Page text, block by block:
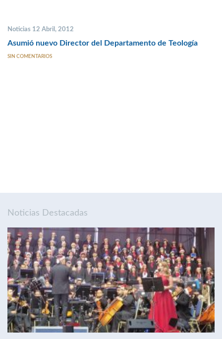
Noticias 12 Abril, 2012
Asumió nuevo Director del Departamento de Teología
SIN COMENTARIOS
Noticias Destacadas